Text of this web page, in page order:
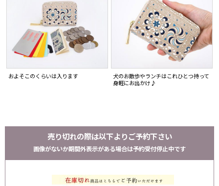
およそこのくらいは入ります
犬のお散歩やランチはこれひとつ持って
身軽にお出かけ♪
売り切れの際は以下よりご予約下さい
画像がないか期間外表示がある場合は予約受付停止中です